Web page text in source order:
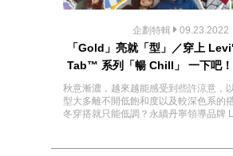
企劃特輯 09.23.2022
「Gold」亮就「型」／穿上
Tab™ 系列「暢 Chill」 一下吧！
秋意漸濃，越來越能感受到些許涼意，
型大多離不開低飽和度以及較深色系的
冬穿搭就只能低調？永續丹寧領導品牌